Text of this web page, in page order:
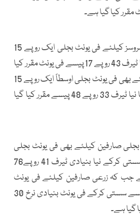
اس کے علاوہ جنرل سروسز کیلئے فی یونٹ بجلی ایک روپے 15
پیسے سستی کرکے نیا ٹیرف 43 روپے 17 پیسے فی یونٹ مقرر کیا
گیا ہے، صنعتوں کیلئے بھی فی یونٹ بجلی اوسطاً ایک روپے 15
پیسے سستی کرکے نیا نیا ٹیرف 33 روپے 48 پیسے مقرر کیا گیا
صارفین کیلئے بھی فی یونٹ بجلی
ایک روپے 15 پیسے سستی کرکے نیا بنیادی ٹیرف 41 روپے76
جب کہ زرعی صارفین کیلئے فی یونٹ
بجلی ایک روپے 15 پیسے سستی کرکے فی یونٹ بنیادی نرخ 30